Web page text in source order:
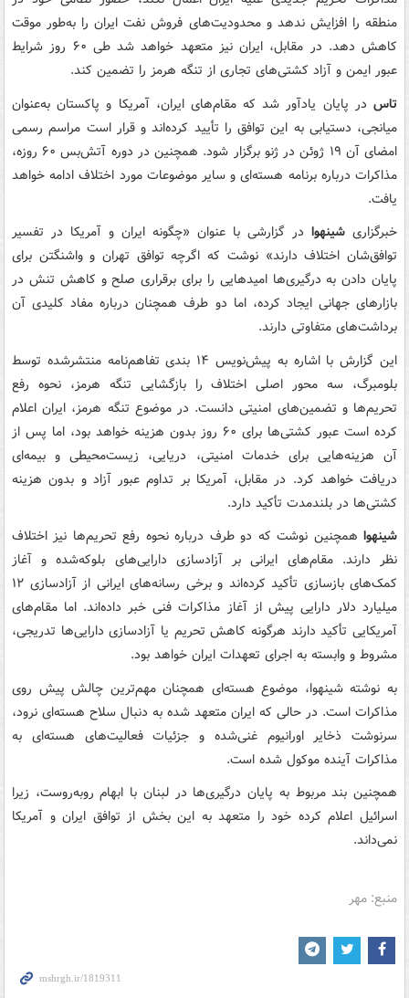
منطقه را افزایش ندهد و محدودیت‌های فروش نفت ایران را به‌طور موقت
کاهش دهد. در مقابل، ایران نیز متعهد خواهد شد طی ۶۰ روز شرایط
عبور ایمن و آزاد کشتی‌های تجاری از تنگه هرمز را تضمین کند.
تاس در پایان یادآور شد که مقام‌های ایران، آمریکا و پاکستان به‌عنوان
میانجی، دستیابی به این توافق را تأیید کرده‌اند و قرار است مراسم رسمی
امضای آن ۱۹ ژوئن در ژنو برگزار شود. همچنین در دوره آتش‌بس ۶۰ روزه،
مذاکرات درباره برنامه هسته‌ای و سایر موضوعات مورد اختلاف ادامه خواهد
یافت.
خبرگزاری شینهوا در گزارشی با عنوان «چگونه ایران و آمریکا در تفسیر
توافق‌شان اختلاف دارند» نوشت که اگرچه توافق تهران و واشنگتن برای
پایان دادن به درگیری‌ها امیدهایی را برای برقراری صلح و کاهش تنش در
بازارهای جهانی ایجاد کرده، اما دو طرف همچنان درباره مفاد کلیدی آن
برداشت‌های متفاوتی دارند.
این گزارش با اشاره به پیش‌نویس ۱۴ بندی تفاهم‌نامه منتشرشده توسط
بلومبرگ، سه محور اصلی اختلاف را بازگشایی تنگه هرمز، نحوه رفع
تحریم‌ها و تضمین‌های امنیتی دانست. در موضوع تنگه هرمز، ایران اعلام
کرده است عبور کشتی‌ها برای ۶۰ روز بدون هزینه خواهد بود، اما پس از
آن هزینه‌هایی برای خدمات امنیتی، دریایی، زیست‌محیطی و بیمه‌ای
دریافت خواهد کرد. در مقابل، آمریکا بر تداوم عبور آزاد و بدون هزینه
کشتی‌ها در بلندمدت تأکید دارد.
شینهوا همچنین نوشت که دو طرف درباره نحوه رفع تحریم‌ها نیز اختلاف
نظر دارند. مقام‌های ایرانی بر آزادسازی دارایی‌های بلوکه‌شده و آغاز
کمک‌های بازسازی تأکید کرده‌اند و برخی رسانه‌های ایرانی از آزادسازی ۱۲
میلیارد دلار دارایی پیش از آغاز مذاکرات فنی خبر داده‌اند. اما مقام‌های
آمریکایی تأکید دارند هرگونه کاهش تحریم یا آزادسازی دارایی‌ها تدریجی،
مشروط و وابسته به اجرای تعهدات ایران خواهد بود.
به نوشته شینهوا، موضوع هسته‌ای همچنان مهم‌ترین چالش پیش روی
مذاکرات است. در حالی که ایران متعهد شده به دنبال سلاح هسته‌ای نرود،
سرنوشت ذخایر اورانیوم غنی‌شده و جزئیات فعالیت‌های هسته‌ای به
مذاکرات آینده موکول شده است.
همچنین بند مربوط به پایان درگیری‌ها در لبنان با ابهام روبه‌روست، زیرا
اسرائیل اعلام کرده خود را متعهد به این بخش از توافق ایران و آمریکا
نمی‌داند.
منبع: مهر